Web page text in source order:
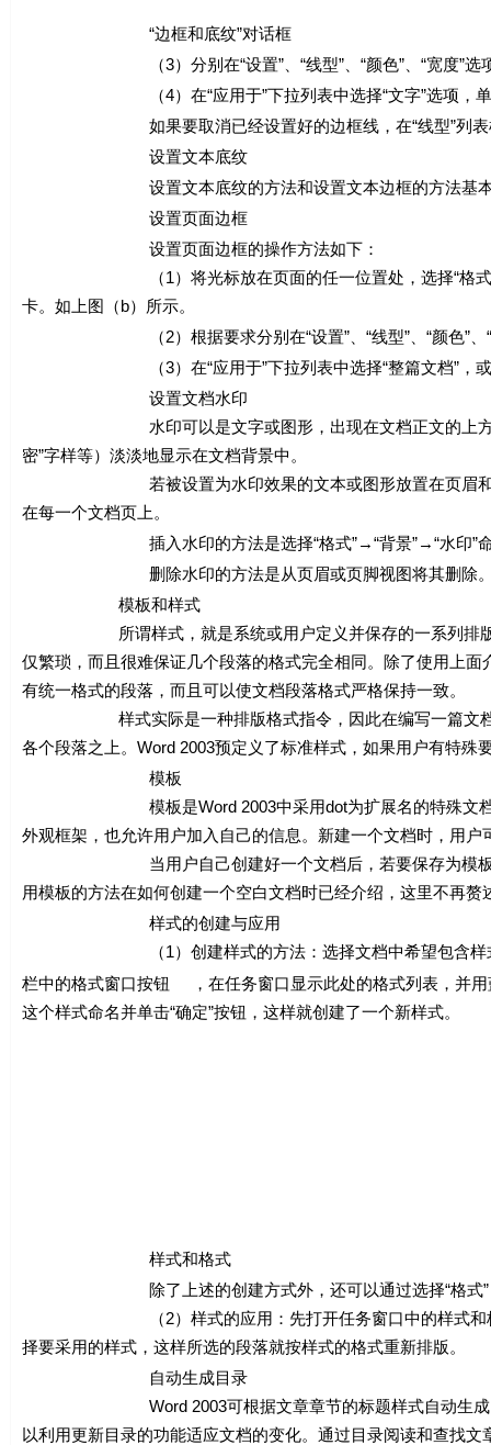
“边框和底纹”对话框
（3）分别在“设置”、“线型”、“颜色”、“宽度”选项
（4）在“应用于”下拉列表中选择“文字”选项，单击
如果要取消已经设置好的边框线，在“线型”列表框中
设置文本底纹
设置文本底纹的方法和设置文本边框的方法基本一样，
设置页面边框
设置页面边框的操作方法如下：
（1）将光标放在页面的任一位置处，选择“格式”→“边
卡。如上图（b）所示。
（2）根据要求分别在“设置”、“线型”、“颜色”、“宽度
（3）在“应用于”下拉列表中选择“整篇文档”，或根据
设置文档水印
水印可以是文字或图形，出现在文档正文的上方和下方
密”字样等）淡淡地显示在文档背景中。
若被设置为水印效果的文本或图形放置在页眉和页脚
在每一个文档页上。
插入水印的方法是选择“格式”→“背景”→“水印”命
删除水印的方法是从页眉或页脚视图将其删除。在页
模板和样式
所谓样式，就是系统或用户定义并保存的一系列排版格
仅繁琐，而且很难保证几个段落的格式完全相同。除了使用上
有统一格式的段落，而且可以使文档段落格式严格保持一致。
样式实际是一种排版格式指令，因此在编写一篇文档时
各个段落之上。Word 2003预定义了标准样式，如果用户有特
模板
模板是Word 2003中采用dot为扩展名的特殊文档，它
外观框架，也允许用户加入自己的信息。新建一个文档时，用
当用户自己创建好一个文档后，若要保存为模板，只要
用模板的方法在如何创建一个空白文档时已经介绍，这里不再赘
样式的创建与应用
（1）创建样式的方法：选择文档中希望包含样式的文
栏中的格式窗口按钮
，在任务窗口显示此处的格式列表，并
这个样式命名并单击“确定”按钮，这样就创建了一个新样式。
样式和格式
除了上述的创建方式外，还可以通过选择“格式”→“
（2）样式的应用：先打开任务窗口中的样式和格式窗
择要采用的样式，这样所选的段落就按样式的格式重新排版。
自动生成目录
Word 2003可根据文章章节的标题样式自动生成目录，
以利用更新目录的功能适应文档的变化。通过目录阅读和查找